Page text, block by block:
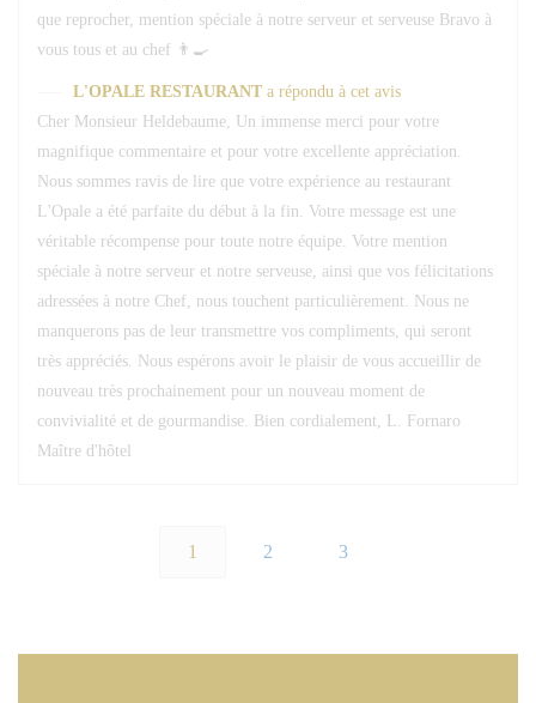
que reprocher, mention spéciale à notre serveur et serveuse Bravo à
vous tous et au chef 👨‍🍳
L'OPALE RESTAURANT a répondu à cet avis
Cher Monsieur Heldebaume, Un immense merci pour votre
magnifique commentaire et pour votre excellente appréciation.
Nous sommes ravis de lire que votre expérience au restaurant
L'Opale a été parfaite du début à la fin. Votre message est une
véritable récompense pour toute notre équipe. Votre mention
spéciale à notre serveur et notre serveuse, ainsi que vos félicitations
adressées à notre Chef, nous touchent particulièrement. Nous ne
manquerons pas de leur transmettre vos compliments, qui seront
très appréciés. Nous espérons avoir le plaisir de vous accueillir de
nouveau très prochainement pour un nouveau moment de
convivialité et de gourmandise. Bien cordialement, L. Fornaro
Maître d'hôtel
1 2 3